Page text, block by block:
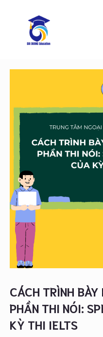
CÁCH TRÌNH
PHẦN THI NÓI:
KỲ THI IELTS